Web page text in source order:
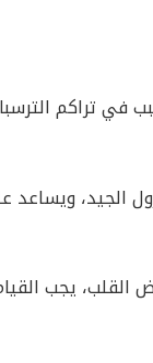
في تراكم
الجيد،
القلب، يجب